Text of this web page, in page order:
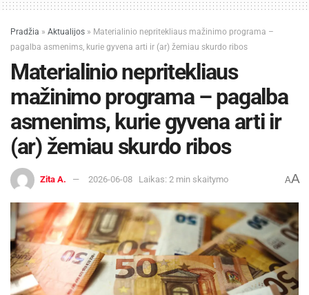
Pradžia » Aktualijos » Materialinio nepritekliaus mažinimo programa –
pagalba asmenims, kurie gyvena arti ir (ar) žemiau skurdo ribos
Materialinio nepritekliaus
mažinimo programa – pagalba
asmenims, kurie gyvena arti ir
(ar) žemiau skurdo ribos
Zita A. 2026-06-08 Laikas: 2 min skaitymo AA